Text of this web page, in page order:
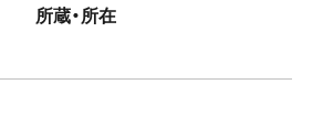
所蔵・所在